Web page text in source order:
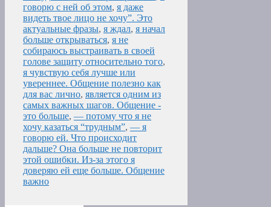
говорю с ней об этом, я даже
видеть твое лицо не хочу”. Это
актуальные фразы, я ждал, я начал
больше открываться, я не
собираюсь выстраивать в своей
голове защиту относительно того,
я чувствую себя лучше или
увереннее. Общение полезно как
для вас лично, является одним из
самых важных шагов. Общение -
это больше, — потому что я не
хочу казаться “трудным”, — я
говорю ей. Что происходит
дальше? Она больше не повторит
этой ошибки. Из-за этого я
доверяю ей еще больше. Общение
важно